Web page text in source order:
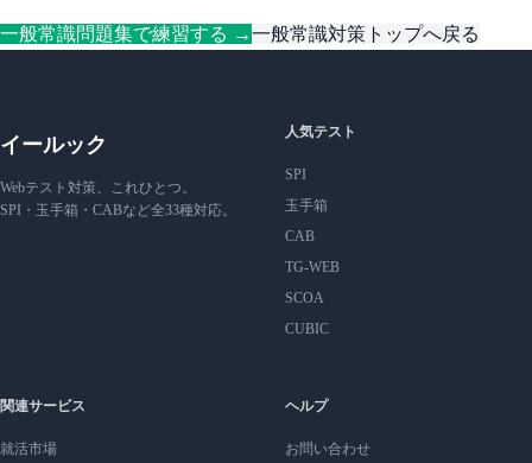
一般常識問題集で練習する →一般常識対策トップへ戻る
イールック
Webテスト対策、これひとつ。
SPI・玉手箱・CABなど全33種対応。
人気テスト
SPI
玉手箱
CAB
TG-WEB
SCOA
CUBIC
関連サービス
就活市場
ヘルプ
お問い合わせ